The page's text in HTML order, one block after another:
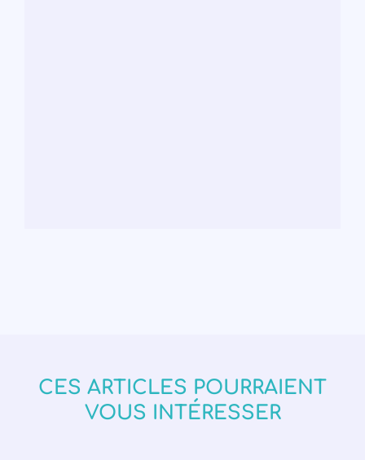
CES ARTICLES POURRAIENT
VOUS INTÉRESSER